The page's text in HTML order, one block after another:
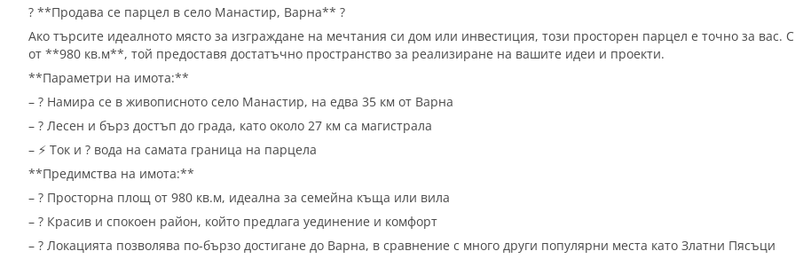
? **Продава се парцел в село Манастир, Варна** ?
Ако търсите идеалното място за изграждане на мечтания си дом или инвестиция, този просторен парцел е точно за вас.
от **980 кв.м**, той предоставя достатъчно пространство за реализиране на вашите идеи и проекти.
**Параметри на имота:**
– ? Намира се в живописното село Манастир, на едва 35 км от Варна
– ?️ Лесен и бърз достъп до града, като около 27 км са магистрала
– ⚡ Ток и ? вода на самата граница на парцела
**Предимства на имота:**
– ? Просторна площ от 980 кв.м, идеална за семейна къща или вила
– ?️ Красив и спокоен район, който предлага уединение и комфорт
– ? Локацията позволява по-бързо достигане до Варна, в сравнение с много други популярни места като Златни Пясъци